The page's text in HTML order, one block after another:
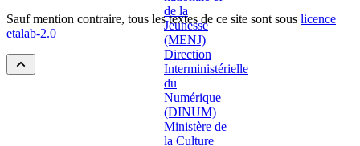
Sauf mention contraire, tous les textes de ce site sont sous licence
etalab-2.0